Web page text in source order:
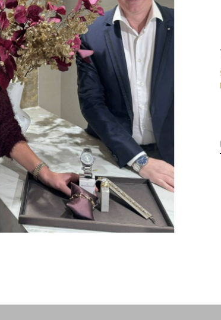
gesofistikeerde diamantzettechniek. Iedere
harmonie met de omringende diamanten.